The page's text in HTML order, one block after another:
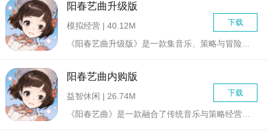
阳春艺曲升级版
下载
模拟经营 | 40.12M
阳春艺曲内购版
下载
益智休闲 | 26.74M